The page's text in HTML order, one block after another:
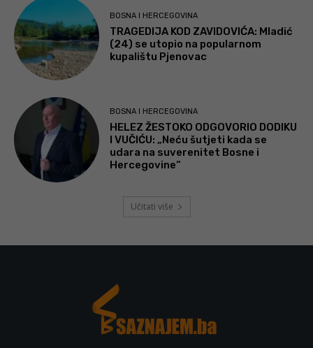
BOSNA I HERCEGOVINA
TRAGEDIJA KOD ZAVIDOVIĆA: Mladić
(24) se utopio na popularnom
kupalištu Pjenovac
BOSNA I HERCEGOVINA
HELEZ ŽESTOKO ODGOVORIO DODIKU
I VUČIĆU: „Neću šutjeti kada se
udara na suverenitet Bosne i
Hercegovine“
Učitati više